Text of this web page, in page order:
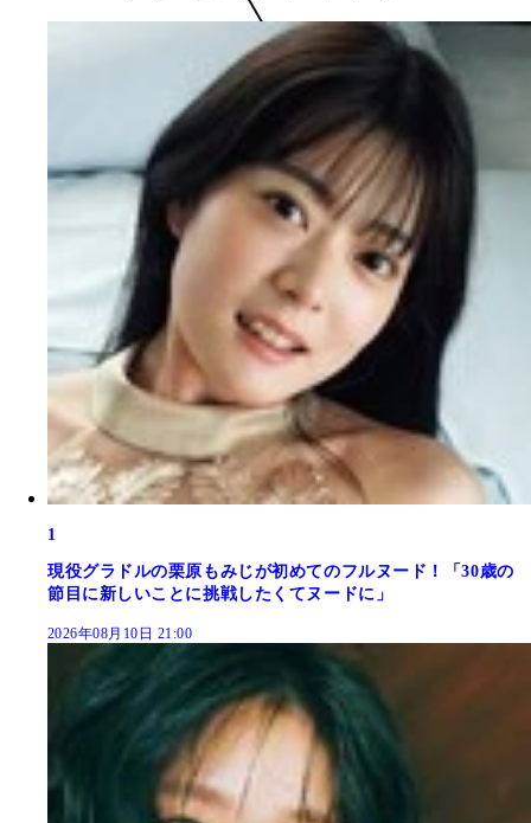
1
現役グラドルの栗原もみじが初めてのフルヌード！「30歳の
節目に新しいことに挑戦したくてヌードに」
2026年08月10日 21:00